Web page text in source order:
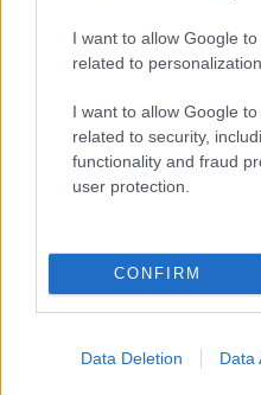
I want to allow Google
related to personalization.
I want to allow Google
related to security,
functionality and fraud
user protection.
CONFIRM
Data Deletion Data
A Kozármisleny
megérdemelné, hogy